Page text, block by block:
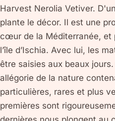
Harvest Nerolia Vetiver.
plante le décor. Il est une
cœur de la Méditerranée, et
l’île d’Ischia. Avec lui, les
être saisies aux beaux
allégorie de la nature
particulières, rares et plus
premières sont